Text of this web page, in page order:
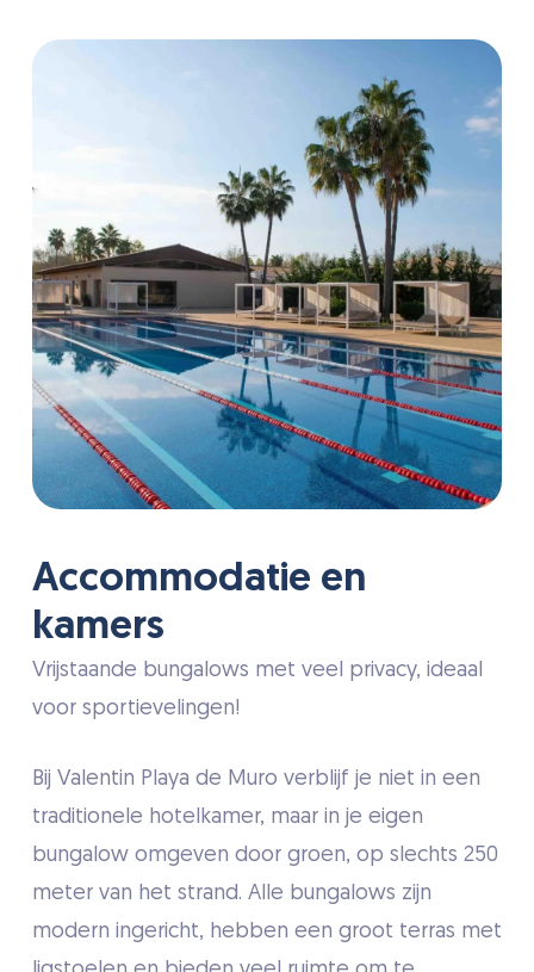
Accommodatie en
kamers
Vrijstaande bungalows met veel privacy, ideaal
voor sportievelingen!
Bij Valentin Playa de Muro verblijf je niet in een
traditionele hotelkamer, maar in je eigen
bungalow omgeven door groen, op slechts 250
meter van het strand. Alle bungalows zijn
modern ingericht, hebben een groot terras met